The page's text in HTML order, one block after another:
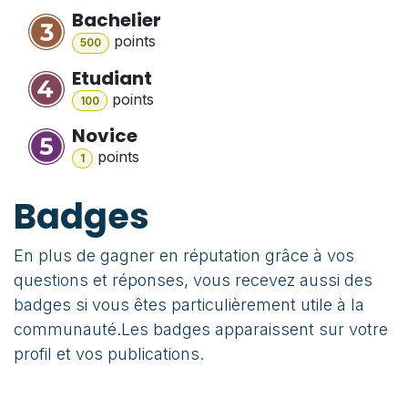
Bachelier
500 points
Etudiant
100 points
Novice
1 points
Badges
En plus de gagner en réputation grâce à vos
questions et réponses, vous recevez aussi des
badges si vous êtes particulièrement utile à la
communauté.Les badges apparaissent sur votre
profil et vos publications.